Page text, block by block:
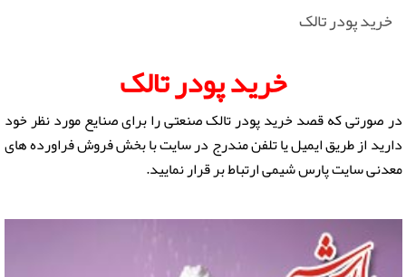
خرید پودر تالک
خرید پودر تالک
در صورتی که قصد خرید پودر تالک صنعتی را برای صنایع مورد نظر خود
دارید از طریق ایمیل یا تلفن مندرج در سایت با بخش فروش فراورده های
معدنی سایت پارس شیمی ارتباط بر قرار نمایید.